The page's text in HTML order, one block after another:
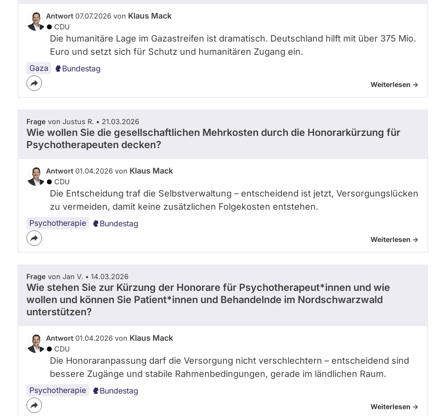
Antwort 07.07.2026 von Klaus Mack
CDU
Die humanitäre Lage im Gazastreifen ist dramatisch. Deutschland hilft mit über 375 Mio.
Euro und setzt sich für Schutz und humanitären Zugang ein.
Gaza Bundestag
Weiterlesen ->
Frage von Justus R. • 21.03.2026
Wie wollen Sie die gesellschaftlichen Mehrkosten durch die Honorarkürzung für
Psychotherapeuten decken?
Antwort 01.04.2026 von Klaus Mack
CDU
Die Entscheidung traf die Selbstverwaltung – entscheidend ist jetzt, Versorgungslücken
zu vermeiden, damit keine zusätzlichen Folgekosten entstehen.
Psychotherapie Bundestag
Weiterlesen ->
Frage von Jan V. • 14.03.2026
Wie stehen Sie zur Kürzung der Honorare für Psychotherapeut*innen und wie
wollen und können Sie Patient*innen und Behandelnde im Nordschwarzwald
unterstützen?
Antwort 01.04.2026 von Klaus Mack
CDU
Die Honoraranpassung darf die Versorgung nicht verschlechtern – entscheidend sind
bessere Zugänge und stabile Rahmenbedingungen, gerade im ländlichen Raum.
Psychotherapie Bundestag
Weiterlesen ->